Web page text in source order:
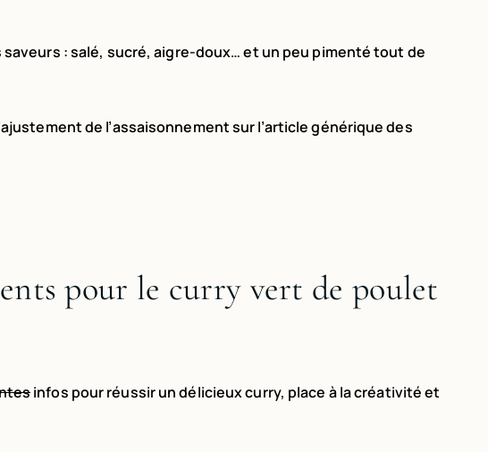
saveurs : salé, sucré, aigre-doux… et un peu pimenté tout de
de l’assaisonnement sur l’article générique des
pour le curry vert de poulet
infos pour réussir un délicieux curry, place à la créativité et